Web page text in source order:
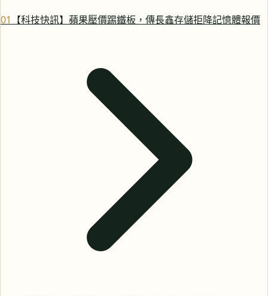
01 【科技快訊】蘋果壓價踢鐵板，傳長鑫存儲拒降記憶體報價